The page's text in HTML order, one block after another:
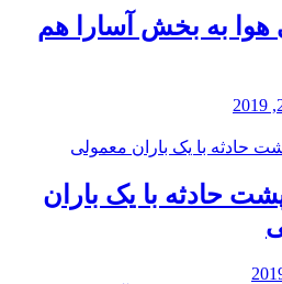
هوا به بخش آسارا هم
حادثه با یک باران